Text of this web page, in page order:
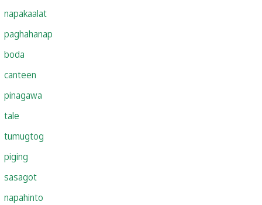
napakaalat
paghahanap
boda
canteen
pinagawa
tale
tumugtog
piging
sasagot
napahinto